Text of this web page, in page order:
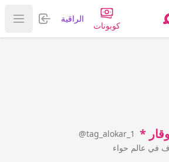
كوبونات
الراقية تسجيل
عرض
*
@tag_alokar_1
في عالم حواء